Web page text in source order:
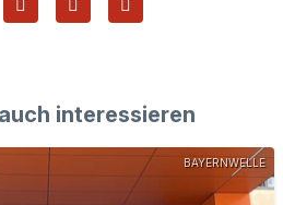
interessieren
BAYERNWELLE